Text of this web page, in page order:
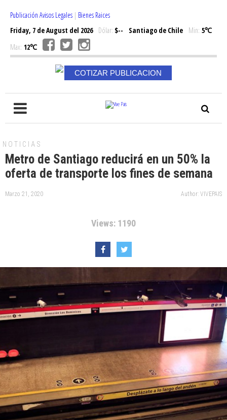
Publicación Avisos Legales | Bienes Raices
Friday, 7 de August del 2026Dólar: $-- Santiago de Chile Min: 5℃
Max: 12℃
COTIZAR PUBLICACION
NOTICIAS
Metro de Santiago reducirá en un 50% la
oferta de transporte los fines de semana
Marzo 21, 2020 Author: VIVEPAIS
Views: 1190